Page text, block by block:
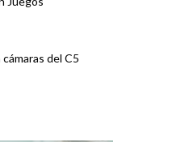
del C5